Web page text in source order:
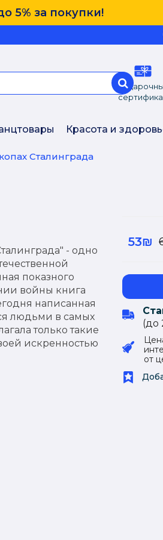
5% за покупки!
Красота и
Сталинграда
- одно
показного
войны книга
написанная
людьми в самых
только такие
искренностью
53₪
(до
от